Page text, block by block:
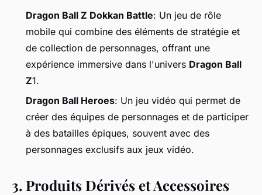
Dragon Ball Z Dokkan Battle: Un jeu de rôle
mobile qui combine des éléments de stratégie et
de collection de personnages, offrant une
expérience immersive dans l'univers Dragon Ball
Z1.
Dragon Ball Heroes: Un jeu vidéo qui permet de
créer des équipes de personnages et de participer
à des batailles épiques, souvent avec des
personnages exclusifs aux jeux vidéo.
3. Produits Dérivés et Accessoires